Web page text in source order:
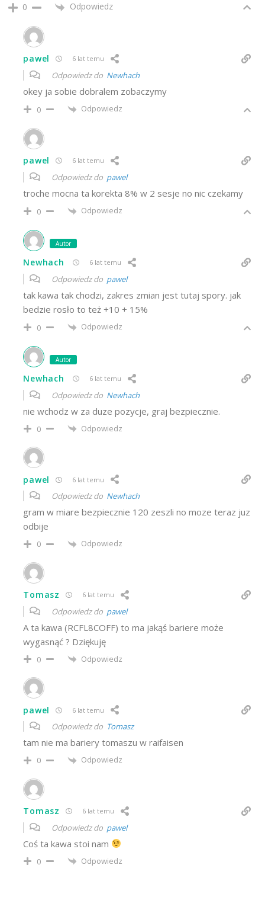
0 Odpowiedz
pawel 6 lat temu
Odpowiedz do Newhach
okey ja sobie dobralem zobaczymy
0 Odpowiedz
pawel 6 lat temu
Odpowiedz do pawel
troche mocna ta korekta 8% w 2 sesje no nic czekamy
0 Odpowiedz
Autor
Newhach 6 lat temu
Odpowiedz do pawel
tak kawa tak chodzi, zakres zmian jest tutaj spory. jak
bedzie rosło to też +10 + 15%
0 Odpowiedz
Autor
Newhach 6 lat temu
Odpowiedz do Newhach
nie wchodz w za duze pozycje, graj bezpiecznie.
0 Odpowiedz
pawel 6 lat temu
Odpowiedz do Newhach
gram w miare bezpiecznie 120 zeszli no moze teraz juz
odbije
0 Odpowiedz
Tomasz 6 lat temu
Odpowiedz do pawel
A ta kawa (RCFL8COFF) to ma jakąś bariere może
wygasnąć ? Dziękuję
0 Odpowiedz
pawel 6 lat temu
Odpowiedz do Tomasz
tam nie ma bariery tomaszu w raifaisen
0 Odpowiedz
Tomasz 6 lat temu
Odpowiedz do pawel
Coś ta kawa stoi nam
0 Odpowiedz